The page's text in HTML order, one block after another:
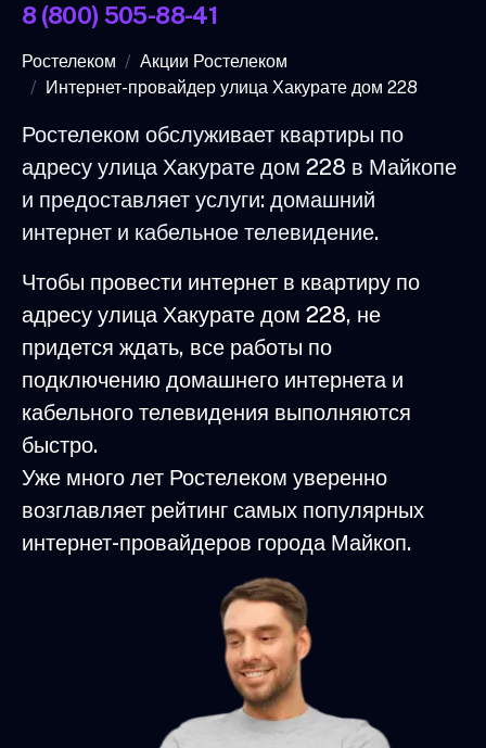
8 (800) 505-88-41
Ростелеком
Акции Ростелеком
Интернет-провайдер улица Хакурате дом 228
Ростелеком обслуживает квартиры по
адресу улица Хакурате дом 228 в Майкопе
и предоставляет услуги: домашний
интернет и кабельное телевидение.
Чтобы провести интернет в квартиру по
адресу улица Хакурате дом 228, не
придется ждать, все работы по
подключению домашнего интернета и
кабельного телевидения выполняются
быстро.
Уже много лет Ростелеком уверенно
возглавляет рейтинг самых популярных
интернет-провайдеров города Майкоп.